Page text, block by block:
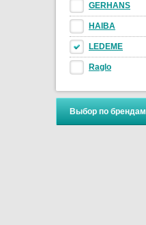
GERHANS
HAIBA
LEDEME
Raglo
Выбор по брендам